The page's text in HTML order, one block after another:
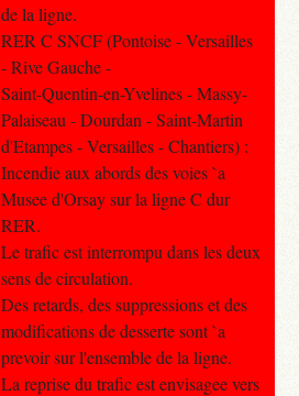
de la ligne.
RER C SNCF (Pontoise - Versailles
- Rive Gauche -
Saint-Quentin-en-Yvelines - Massy-
Palaiseau - Dourdan - Saint-Martin
d'Etampes - Versailles - Chantiers) :
Incendie aux abords des voies `a
Musee d'Orsay sur la ligne C dur
RER.
Le trafic est interrompu dans les deux
sens de circulation.
Des retards, des suppressions et des
modifications de desserte sont `a
prevoir sur l'ensemble de la ligne.
La reprise du trafic est envisagee vers